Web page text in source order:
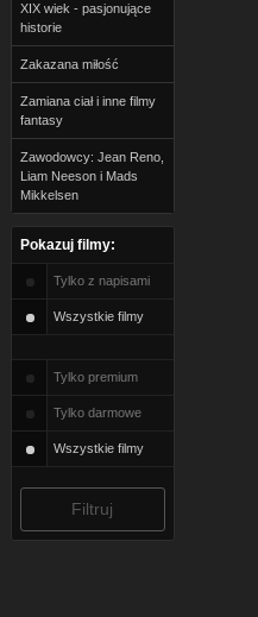
XIX wiek - pasjonujące
historie
Zakazana miłość
Zamiana ciał i inne filmy
fantasy
Zawodowcy: Jean Reno,
Liam Neeson i Mads
Mikkelsen
Pokazuj filmy:
Tylko z napisami
Wszystkie filmy
Tylko premium
Tylko darmowe
Wszystkie filmy